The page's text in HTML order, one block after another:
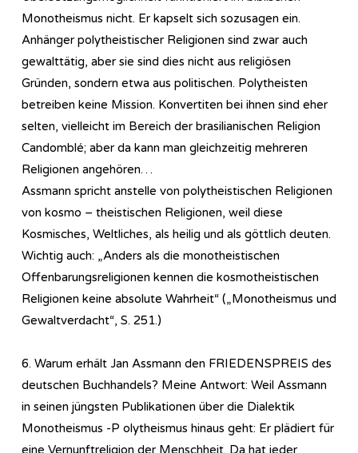
Monotheismus nicht. Er kapselt sich sozusagen ein.
Anhänger polytheistischer Religionen sind zwar auch
gewalttätig, aber sie sind dies nicht aus religiösen
Gründen, sondern etwa aus politischen. Polytheisten
betreiben keine Mission. Konvertiten bei ihnen sind eher
selten, vielleicht im Bereich der brasilianischen Religion
Candomblé; aber da kann man gleichzeitig mehreren
Religionen angehören…
Assmann spricht anstelle von polytheistischen Religionen
von kosmo – theistischen Religionen, weil diese
Kosmisches, Weltliches, als heilig und als göttlich deuten.
Wichtig auch: „Anders als die monotheistischen
Offenbarungsreligionen kennen die kosmotheistischen
Religionen keine absolute Wahrheit“ („Monotheismus und
Gewaltverdacht“, S. 251.)
6. Warum erhält Jan Assmann den FRIEDENSPREIS des
deutschen Buchhandels? Meine Antwort: Weil Assmann
in seinen jüngsten Publikationen über die Dialektik
Monotheismus -P olytheismus hinaus geht: Er plädiert für
eine Vernunftreligion der Menschheit. Da hat jeder